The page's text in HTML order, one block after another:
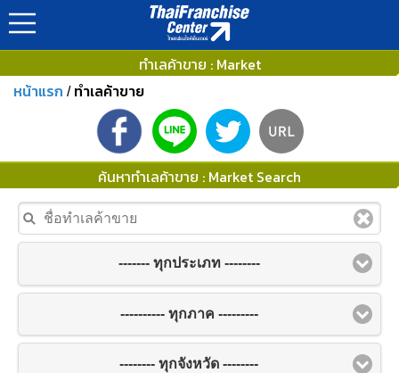
ทำเลค้าขาย : Market
หน้าแรก / ทำเลค้าขาย
ค้นหาทำเลค้าขาย : Market Search
------- ทุกประเภท --------
---------- ทุกภาค ---------
-------- ทุกจังหวัด --------